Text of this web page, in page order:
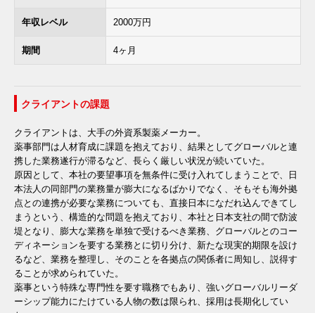
年収レベル 2000万円
期間 4ヶ月
クライアントの課題
クライアントは、大手の外資系製薬メーカー。
薬事部門は人材育成に課題を抱えており、結果としてグローバルと連
携した業務遂行が滞るなど、長らく厳しい状況が続いていた。
原因として、本社の要望事項を無条件に受け入れてしまうことで、日
本法人の同部門の業務量が膨大になるばかりでなく、そもそも海外拠
点との連携が必要な業務についても、直接日本になだれ込んできてし
まうという、構造的な問題を抱えており、本社と日本支社の間で防波
堤となり、膨大な業務を単独で受けるべき業務、グローバルとのコー
ディネーションを要する業務とに切り分け、新たな現実的期限を設け
るなど、業務を整理し、そのことを各拠点の関係者に周知し、説得す
ることが求められていた。
薬事という特殊な専門性を要す職務でもあり、強いグローバルリーダ
ーシップ能力にたけている人物の数は限られ、採用は長期化してい